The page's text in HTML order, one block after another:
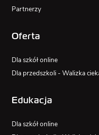
Partnerzy
Oferta
Dla szkół online
Dla przedszkoli - Walizka
Edukacja
Dla szkół online